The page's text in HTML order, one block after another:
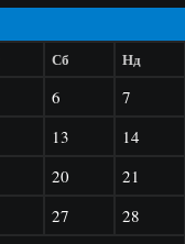
Сб Нд
6
7
13
14
20
21
27
28